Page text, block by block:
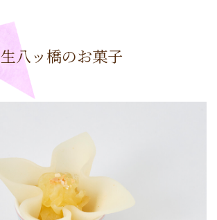
生八ッ橋のお菓子